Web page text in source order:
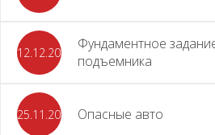
12.12.2023
Фундаментное
подъемника
25.11.2023 Опасные авто